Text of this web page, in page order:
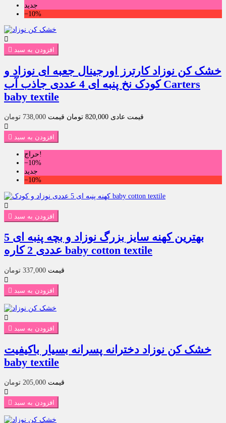
جدید
‎−10%

 افزودن به سبد
خشک کن نوزاد کارترز اورجینال جعبه ای نوزاد و
کودک نخ پنبه ای 4 عددی جاذب آب Carters
baby textile
قیمت عادی 820,000 تومان قیمت 738,000 تومان

 افزودن به سبد
حراج!
‎−10%
جدید
‎−10%

 افزودن به سبد
بهترین کهنه سایز بزرگ نوزاد و بچه پنبه ای 5
عددی 2 کاره baby cotton textile
قیمت 337,000 تومان

 افزودن به سبد

 افزودن به سبد
خشک کن نوزاد دخترانه پسرانه بسیار باکیفیت
baby textile
قیمت 205,000 تومان

 افزودن به سبد